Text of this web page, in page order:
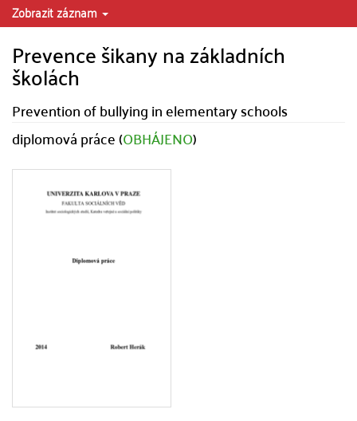
Zobrazit záznam
Prevence šikany na základních
školách
Prevention of bullying in elementary schools
diplomová práce (OBHÁJENO)